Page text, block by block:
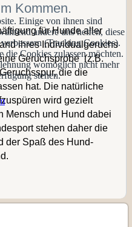
Kommen.
für Hunde aller
ihres Individualgeruchs
Geruchsprobe (z.B.
die die
hat. Die natürliche
wird gezielt
Mensch und Hund dabei
stehen daher die
der Spaß des Hund-
Einige von ihnen sind
andere uns helfen, diese
(Tracking Cookies).
die Cookies zulassen möchten.
womöglich nicht mehr
stehen.